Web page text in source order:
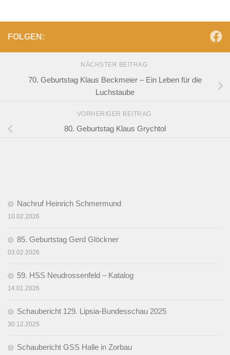
FOLGEN:
NÄCHSTER BEITRAG
70. Geburtstag Klaus Beckmeier – Ein Leben für die
Luchstaube
VORHERIGER BEITRAG
80. Geburtstag Klaus Grychtol
Nachruf Heinrich Schmermund
10.02.2026
85. Geburtstag Gerd Glöckner
03.02.2026
59. HSS Neudrossenfeld – Katalog
14.01.2026
Schaubericht 129. Lipsia-Bundesschau 2025
30.12.2025
Schaubericht GSS Halle in Zorbau